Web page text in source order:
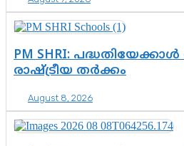
ഓപ്പറേഷനിൽ ആയങ്കി
PM SHRI:
രാഷ്ട്രീയ തർക്കം
August 8, 2026